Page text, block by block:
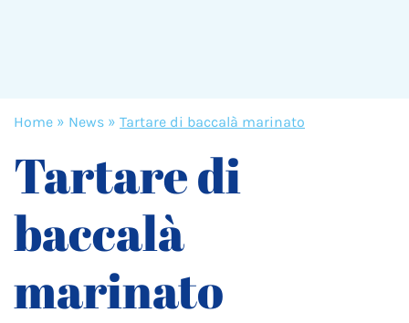
Home » News » Tartare di baccalà marinato
Tartare di
baccalà
marinato